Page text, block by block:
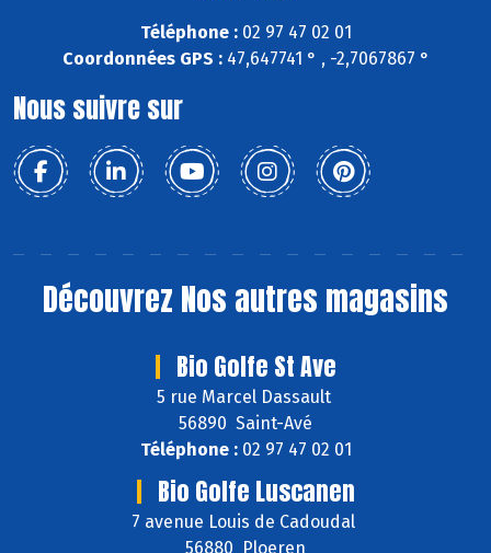
Téléphone :02 97 47 02 01
Coordonnées GPS :47,647741 ° , -2,7067867 °
Nous suivre sur
Découvrez Nos autres magasins
Bio Golfe St Ave
5 rue Marcel Dassault
56890 Saint-Avé
Téléphone :02 97 47 02 01
Bio Golfe Luscanen
7 avenue Louis de Cadoudal
56880 Ploeren